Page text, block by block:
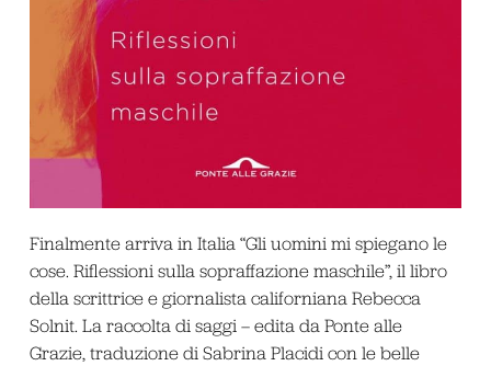
Finalmente arriva in Italia “Gli uomini mi spiegano le
cose. Riflessioni sulla sopraffazione maschile”, il libro
della scrittrice e giornalista californiana Rebecca
Solnit. La raccolta di saggi – edita da Ponte alle
Grazie, traduzione di Sabrina Placidi con le belle